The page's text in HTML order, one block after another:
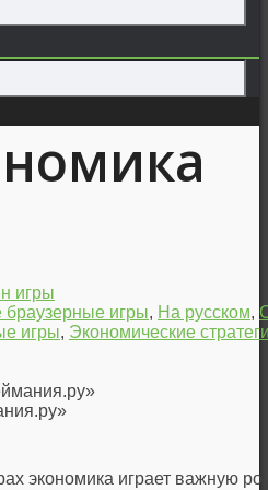
игры
браузерные игры, На русском,
игры, Экономические
экономика играет важную